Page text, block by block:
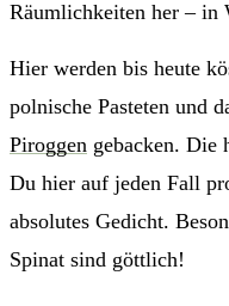
Räumlichkeiten her – in
Hier werden bis heute
polnische Pasteten und
Piroggen gebacken. Die
Du hier auf jeden Fall
absolutes Gedicht.
Spinat sind göttlich!